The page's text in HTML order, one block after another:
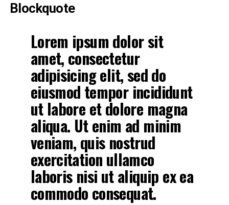
Blockquote
Lorem ipsum dolor sit
amet, consectetur
adipisicing elit, sed do
eiusmod tempor incididunt
ut labore et dolore magna
aliqua. Ut enim ad minim
veniam, quis nostrud
exercitation ullamco
laboris nisi ut aliquip ex ea
commodo consequat.